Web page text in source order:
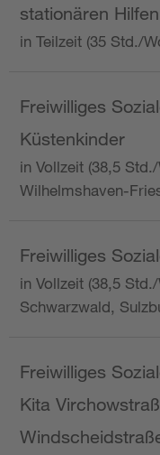
stationären
in Teilzeit (35 Std./
Freiwilliges
Küstenkinder
in Vollzeit (38,5
Wilhelmshaven-
Freiwilliges
in Vollzeit (38,5
Schwarzwald,
Freiwilliges
Kita